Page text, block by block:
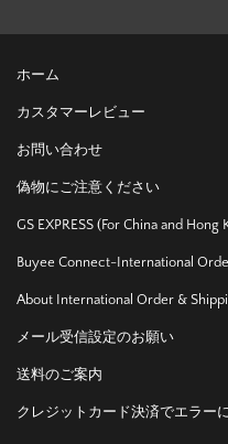
ホーム
カスタマーレビュー
お問い合わせ
偽物にご注意ください
GS EXPRESS (For China and
Buyee Connect-International
About International Order &
メール受信設定のお願い
送料のご案内
クレジットカード決済でエラー